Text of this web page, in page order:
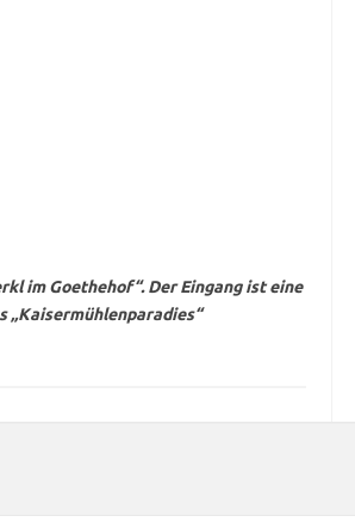
im Goethehof“. Der Eingang ist eine